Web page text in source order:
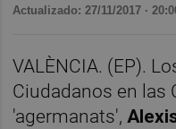
Actualizado: 27/11/2017 ·
VALÈNCIA. (EP).
Ciudadanos en las
'agermanats',